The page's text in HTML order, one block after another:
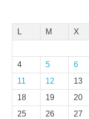
L
M X
4
5 6
11
12 13
18
19 20
25
26 27